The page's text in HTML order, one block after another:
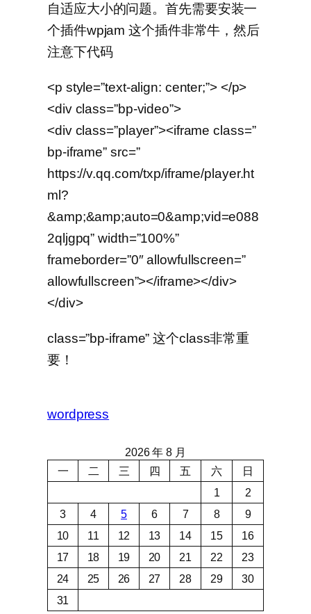
自适应大小的问题。首先需要安装一
个插件wpjam 这个插件非常牛，然后
注意下代码
<p style=”text-align: center;”> </p>
<div class=”bp-video”>
<div class=”player”><iframe class=”
bp-iframe” src=”
https://v.qq.com/txp/iframe/player.ht
ml?
&amp;&amp;auto=0&amp;vid=e088
2qljgpq” width=”100%”
frameborder=”0″ allowfullscreen=”
allowfullscreen”></iframe></div>
</div>
class=”bp-iframe” 这个class非常重
要！
wordpress
2026 年 8 月
一
二 三 四 五 六
日
1
2
3
4 5 6 7 8
9
10
11 12 13 14 15
16
17
18 19 20 21 22
23
24
25 26 27 28 29
30
31